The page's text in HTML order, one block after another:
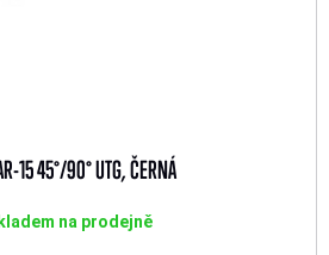
15 45°/90° UTG, ČERNÁ
na prodejně